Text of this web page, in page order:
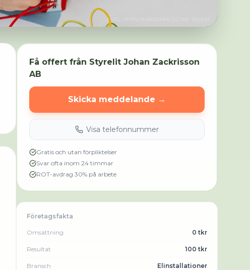
FOTO:
Få offert från Styrelit Johan Zackrisson
AB
Skicka meddelande →
Visa telefonnummer
Gratis och utan förpliktelser
Svar ofta inom 24 timmar
ROT-avdrag 30% på arbete
Företagsfakta
Omsättning 0 tkr
Resultat 100 tkr
Bransch Elinstallationer